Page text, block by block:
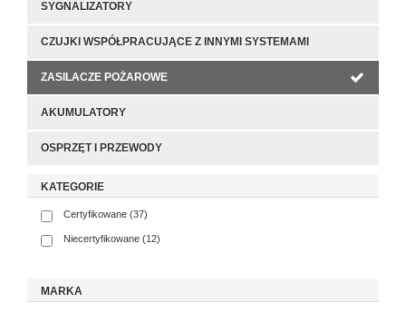
SYGNALIZATORY
CZUJKI WSPÓŁPRACUJĄCE Z INNYMI SYSTEMAMI
ZASILACZE POŻAROWE
AKUMULATORY
OSPRZĘT I PRZEWODY
KATEGORIE
Certyfikowane (37)
Niecertyfikowane (12)
MARKA